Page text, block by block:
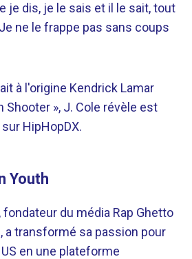
je dis, je le sais et il le sait, tout
ne le frappe pas sans coups
à l'origine Kendrick Lamar
Shooter », J. Cole révèle est
HipHopDX.
Youth
fondateur du média Rap Ghetto
a transformé sa passion pour
US en une plateforme